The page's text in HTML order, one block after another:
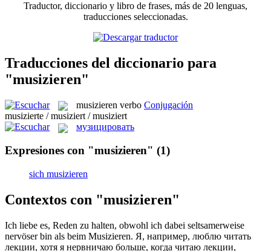
Traductor, diccionario y libro de frases, más de 20 lenguas,
traducciones seleccionadas.
Traducciones del diccionario para
"musizieren"
musizieren verbo Conjugación
musizierte / musiziert / musiziert
музицировать
Expresiones con "musizieren" (1)
sich musizieren
Contextos con "musizieren"
Ich liebe es, Reden zu halten, obwohl ich dabei seltsamerweise
nervöser bin als beim Musizieren. Я, например, люблю читать
лекции, хотя я нервничаю больше, когда читаю лекции,